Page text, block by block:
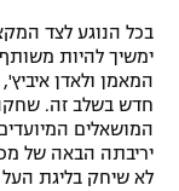
תקנון פעילות
רשיון להקרנה
הצטרפות
בכל הנוגע לצד
ימשיך להיות
המאמן ולאדן
חדש בשלב זה.
המושאלים
יריבתה הבאה של
לא שיחק בליגת העל